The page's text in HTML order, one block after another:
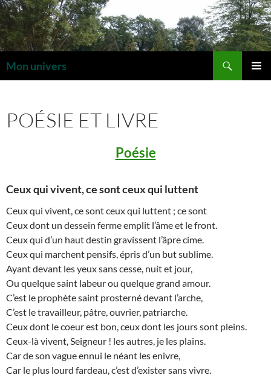
Aller
au
contenu
Mon univers
POÉSIE ET LIVRE
Poésie
Ceux qui vivent, ce sont ceux qui luttent
Ceux qui vivent, ce sont ceux qui luttent ; ce sont
Ceux dont un dessein ferme emplit l’âme et le front.
Ceux qui d’un haut destin gravissent l’âpre cime.
Ceux qui marchent pensifs, épris d’un but sublime.
Ayant devant les yeux sans cesse, nuit et jour,
Ou quelque saint labeur ou quelque grand amour.
C’est le prophète saint prosterné devant l’arche,
C’est le travailleur, pâtre, ouvrier, patriarche.
Ceux dont le coeur est bon, ceux dont les jours sont pleins.
Ceux-là vivent, Seigneur ! les autres, je les plains.
Car de son vague ennui le néant les enivre,
Car le plus lourd fardeau, c’est d’exister sans vivre.